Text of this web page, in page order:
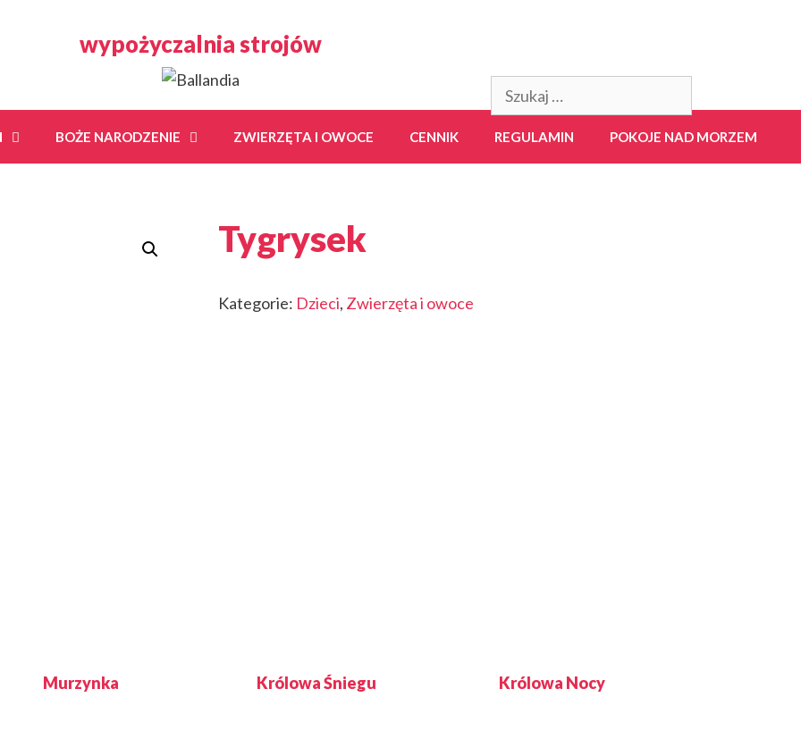
wypożyczalnia strojów
BOŻE NARODZENIE ZWIERZĘTA I OWOCE CENNIK REGULAMIN POKOJE NAD MORZEM
Tygrysek
Kategorie: Dzieci, Zwierzęta i owoce
Murzynka Królowa Śniegu Królowa Nocy